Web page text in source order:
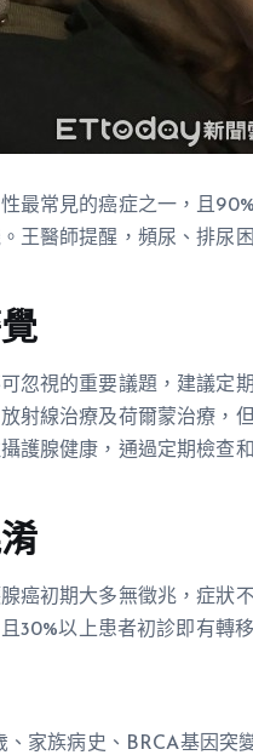
最常見的癌症之一，且
王醫師提醒，頻尿、排尿
忽視的重要議題，建議定
射線治療及荷爾蒙治療，
護腺健康，通過定期檢查
癌初期大多無徵兆，症狀
30%以上患者初診即有轉移
家族病史、BRCA基因突